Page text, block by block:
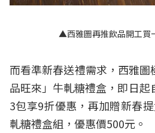
▲西雅圖再推飲品開工買
而看準新春送禮需求，西雅
品旺來」牛軋糖禮盒，即日
3包享9折優惠，再加贈新春
軋糖禮盒組，優惠價500元。